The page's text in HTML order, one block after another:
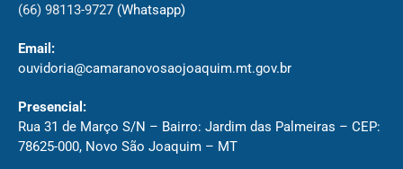
(66) 98113-9727 (Whatsapp)
Email:
ouvidoria@camaranovosaojoaquim.mt.gov.br
Presencial:
Rua 31 de Março S/N – Bairro: Jardim das Palmeiras – CEP:
78625-000, Novo São Joaquim – MT